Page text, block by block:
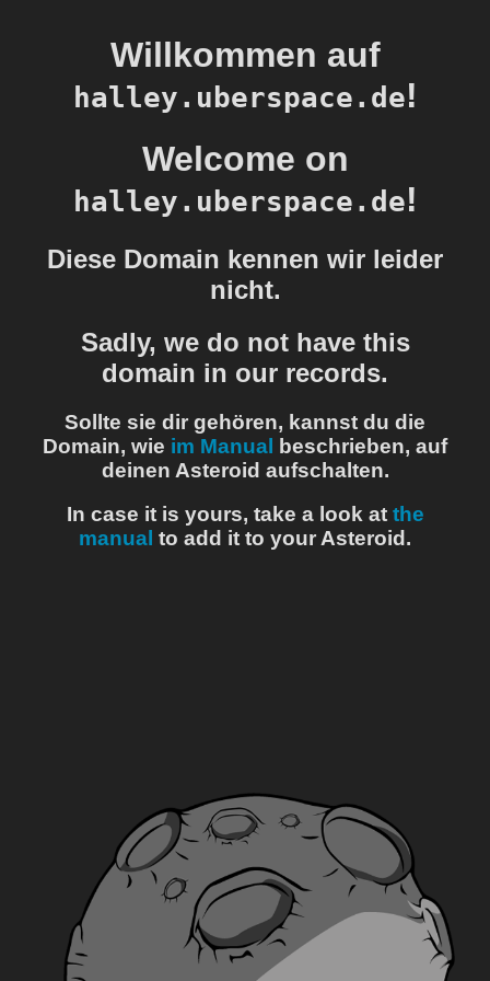
Willkommen auf
halley.uberspace.de!
Welcome on
halley.uberspace.de!
Diese Domain kennen wir leider
nicht.
Sadly, we do not have this
domain in our records.
Sollte sie dir gehören, kannst du die
Domain, wie im Manual beschrieben, auf
deinen Asteroid aufschalten.
In case it is yours, take a look at the
manual to add it to your Asteroid.